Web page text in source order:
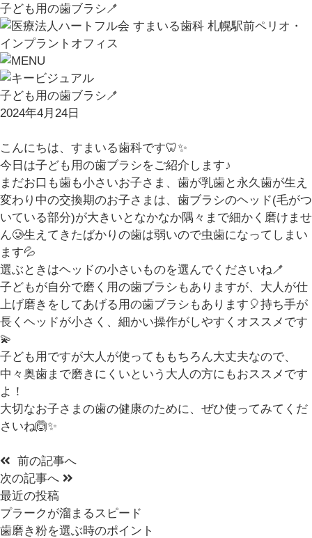
子ども用の歯ブラシ🪥
子ども用の歯ブラシ🪥
2024年4月24日
こんにちは、すまいる歯科です🦷✨
今日は子ども用の歯ブラシをご紹介します♪
まだお口も歯も小さいお子さま、歯が乳歯と永久歯が生え
変わり中の交換期のお子さまは、歯ブラシのヘッド(毛がつ
いている部分)が大きいとなかなか隅々まで細かく磨けませ
ん🥲生えてきたばかりの歯は弱いので虫歯になってしまい
ます💦
選ぶときはヘッドの小さいものを選んでくださいね🪥
子どもが自分で磨く用の歯ブラシもありますが、大人が仕
上げ磨きをしてあげる用の歯ブラシもあります🎈持ち手が
長くヘッドが小さく、細かい操作がしやすくオススメです
💫
子ども用ですが大人が使ってももちろん大丈夫なので、
中々奥歯まで磨きにくいという大人の方にもおススメです
よ！
大切なお子さまの歯の健康のために、ぜひ使ってみてくだ
さいね🙆✨
前の記事へ
次の記事へ
最近の投稿
プラークが溜まるスピード
歯磨き粉を選ぶ時のポイント